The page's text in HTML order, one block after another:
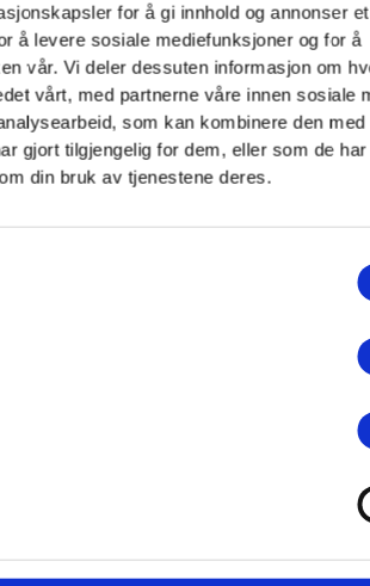
for å gi innhold og annonser et
å levere sosiale mediefunksjoner og for å
vår. Vi deler dessuten informasjon om
vårt, med partnerne våre innen sosiale
som kan kombinere den med
gjort tilgjengelig for dem, eller som de har
din bruk av tjenestene deres.
regning og Trondhjems Forsikringsselskab
kr., men begge disses overskudd lå under
egenregningspremie var så lav som 1,9 mill. kr.
Storebrand med 21,5 mill. kr. som følge av sin
brann- og reassuranseforretning, men også
unntatt Vesta drev slik forretning.
hadde høyest bruttopremie med 5,0 mill. kr.
Forsikring med 1,5 mill. kr. og Norske
med egne vedtekter ble opprettet med
C. F. Michelet etterfulgte Lous
i tre kortvarige høyreregjeringer, blant